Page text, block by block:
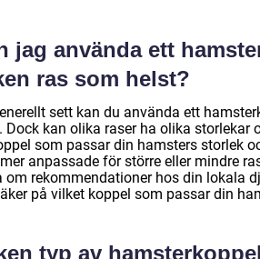
jag använda ett
ras som helst?
sett kan du använda ett
Dock kan olika raser ha olika storlekar
som passar din hamsters storlek
anpassade för större eller mindre
om rekommendationer hos din lokala
på vilket koppel som passar din
typ av